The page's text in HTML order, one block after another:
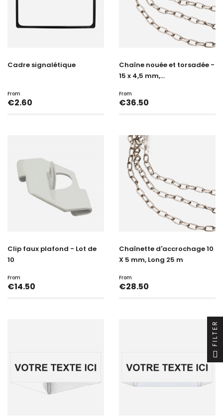
Cadre signalétique
From
Price
€2.60
Chaîne nouée et torsadée -
15 x 4,5 mm,...
From
Price
€36.50
Clip faux plafond - Lot de
10
From
Price
€14.50
Chaînette d'accrochage 10
X 5 mm, Long 25 m
From
Price
€28.50
FILTER